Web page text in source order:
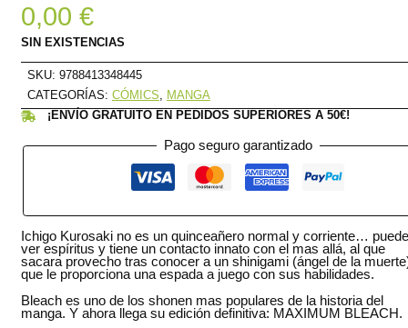
0,00 €
SIN EXISTENCIAS
SKU: 9788413348445
CATEGORÍAS: CÓMICS
MANGA
¡ENVÍO GRATUITO EN PEDIDOS SUPERIORES A 50€!
Pago seguro garantizado
Ichigo Kurosaki no es un quinceañero normal y corriente… puede
ver espíritus y tiene un contacto innato con el mas allá, al que
sacara provecho tras conocer a un shinigami (ángel de la
que le proporciona una espada a juego con sus habilidades.
Bleach es uno de los shonen mas populares de la historia del
manga. Y ahora llega su edición definitiva: MAXIMUM BLEACH.